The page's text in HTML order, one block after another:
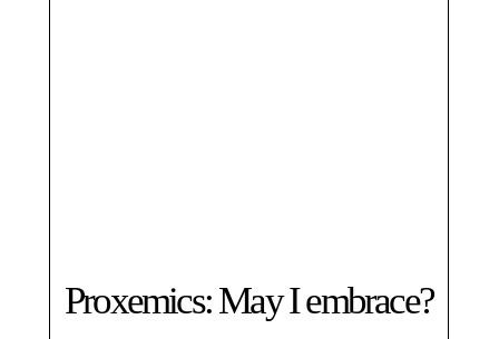
Proxemics: May I embrace?